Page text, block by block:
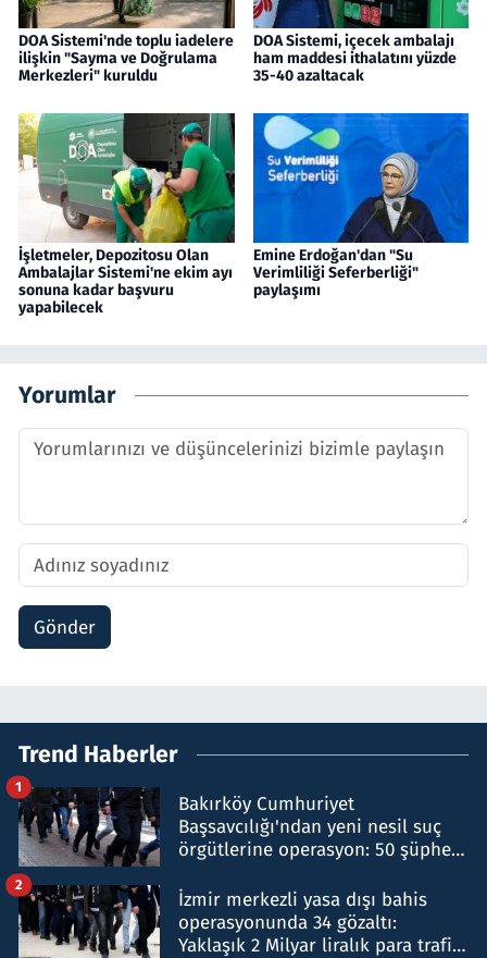
DOA Sistemi'nde toplu iadelere
ilişkin "Sayma ve Doğrulama
Merkezleri" kuruldu
DOA Sistemi, içecek ambalajı
ham maddesi ithalatını yüzde
35-40 azaltacak
İşletmeler, Depozitosu Olan
Ambalajlar Sistemi'ne ekim ayı
sonuna kadar başvuru
yapabilecek
Emine Erdoğan'dan "Su
Verimliliği Seferberliği"
paylaşımı
Yorumlar
Gönder
Trend Haberler
Bakırköy Cumhuriyet
Başsavcılığı'ndan yeni nesil suç
örgütlerine operasyon: 50 şüpheli
1
İzmir merkezli yasa dışı bahis
operasyonunda 34 gözaltı:
Yaklaşık 2 Milyar liralık para trafiği
2